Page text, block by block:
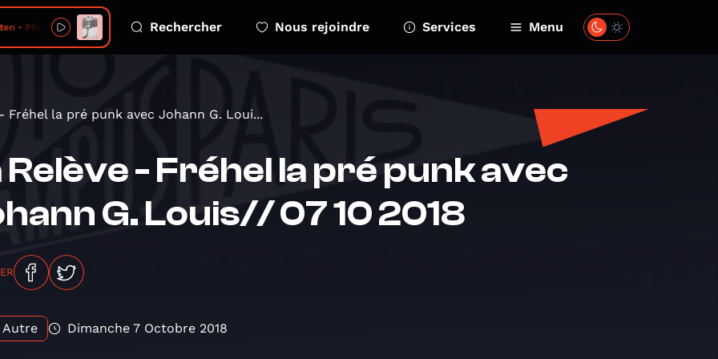
• Philistine Rechercher Nous rejoindre Services Menu
Fréhel la pré punk avec Johann G. Loui...
Relève - Fréhel la pré punk avec
G. Louis// 07 10 2018
Autre Dimanche 7 Octobre 2018